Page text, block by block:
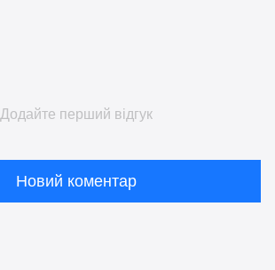
Додайте перший відгук
Новий коментар